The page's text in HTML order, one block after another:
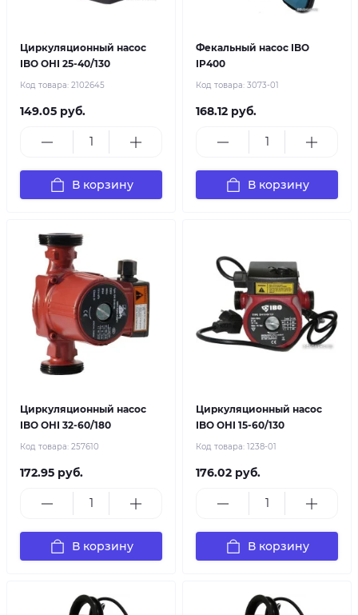
Циркуляционный насос
IBO OНI 25-40/130
Код товара: 2102645
149.05 руб.
В корзину
Фекальный насос IBO
IP400
Код товара: 3073-01
168.12 руб.
В корзину
Циркуляционный насос
IBO OHI 32-60/180
Код товара: 257610
172.95 руб.
В корзину
Циркуляционный насос
IBO OHI 15-60/130
Код товара: 1238-01
176.02 руб.
В корзину